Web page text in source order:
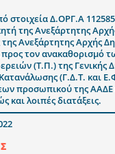
στοιχεία Δ.ΟΡΓ.Α
της Ανεξάρτητης
Ανεξάρτητης Αρχής
προς τον ανακαθορισμό
(Τ.Π.) της Γενικής
(Γ.Δ.Τ. και
προσωπικού της ΑΑΔΕ
και λοιπές διατάξεις.